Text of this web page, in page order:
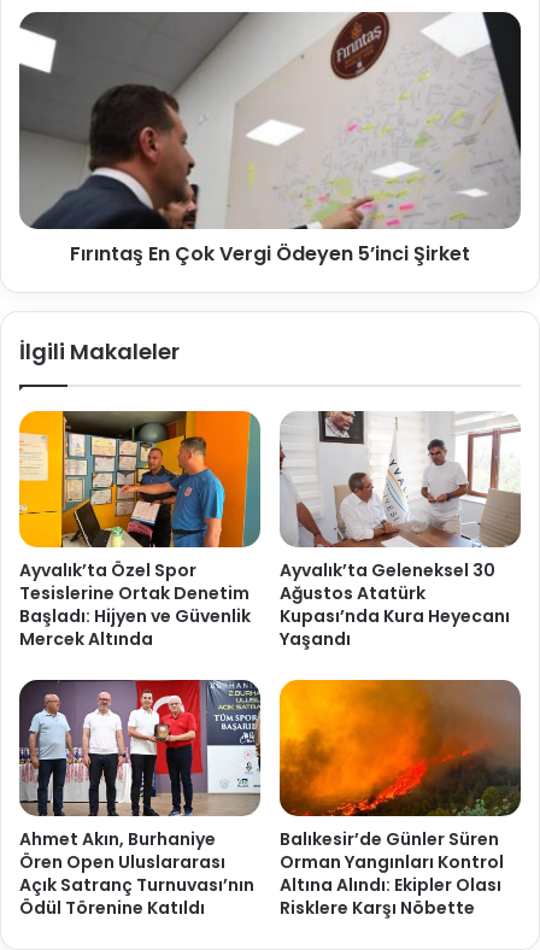
Fırıntaş En Çok Vergi Ödeyen 5’inci Şirket
İlgili Makaleler
Ayvalık’ta Özel Spor
Tesislerine Ortak Denetim
Başladı: Hijyen ve Güvenlik
Mercek Altında
Ayvalık’ta Geleneksel 30
Ağustos Atatürk
Kupası’nda Kura Heyecanı
Yaşandı
Ahmet Akın, Burhaniye
Ören Open Uluslararası
Açık Satranç Turnuvası’nın
Ödül Törenine Katıldı
Balıkesir’de Günler Süren
Orman Yangınları Kontrol
Altına Alındı: Ekipler Olası
Risklere Karşı Nöbette